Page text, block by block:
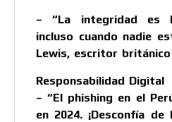
– “La integridad es
incluso cuando nadie
Lewis, escritor británico
Responsabilidad Digital
– “El phishing en el
en 2024. ¡Desconfía de